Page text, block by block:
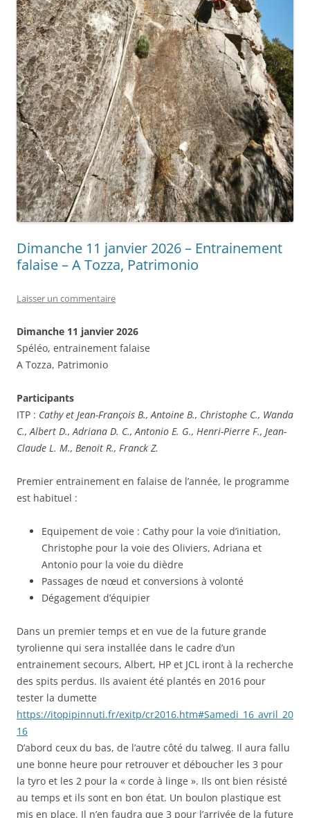
Dimanche 11 janvier 2026 – Entrainement
falaise – A Tozza, Patrimonio
Laisser un commentaire
Dimanche 11 janvier 2026
Spéléo, entrainement falaise
A Tozza, Patrimonio
Participants
ITP : Cathy et Jean-François B., Antoine B., Christophe C., Wanda
C., Albert D., Adriana D. C., Antonio E. G., Henri-Pierre F., Jean-
Claude L. M., Benoit R., Franck Z.
Premier entrainement en falaise de l’année, le programme
est habituel :
Equipement de voie : Cathy pour la voie d’initiation,
Christophe pour la voie des Oliviers, Adriana et
Antonio pour la voie du dièdre
Passages de nœud et conversions à volonté
Dégagement d’équipier
Dans un premier temps et en vue de la future grande
tyrolienne qui sera installée dans le cadre d’un
entrainement secours, Albert, HP et JCL iront à la recherche
des spits perdus. Ils avaient été plantés en 2016 pour
tester la dumette
https://itopipinnuti.fr/exitp/cr2016.htm#Samedi_16_avril_20
16
D’abord ceux du bas, de l’autre côté du talweg. Il aura fallu
une bonne heure pour retrouver et déboucher les 3 pour
la tyro et les 2 pour la « corde à linge ». Ils ont bien résisté
au temps et ils sont en bon état. Un boulon plastique est
mis en place. Il n’en faudra que 3 pour l’arrivée de la future